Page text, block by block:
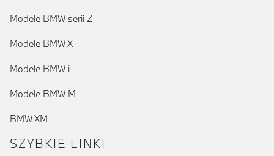
Modele BMW serii Z
Modele BMW X
Modele BMW i
Modele BMW M
BMW XM
SZYBKIE LINKI